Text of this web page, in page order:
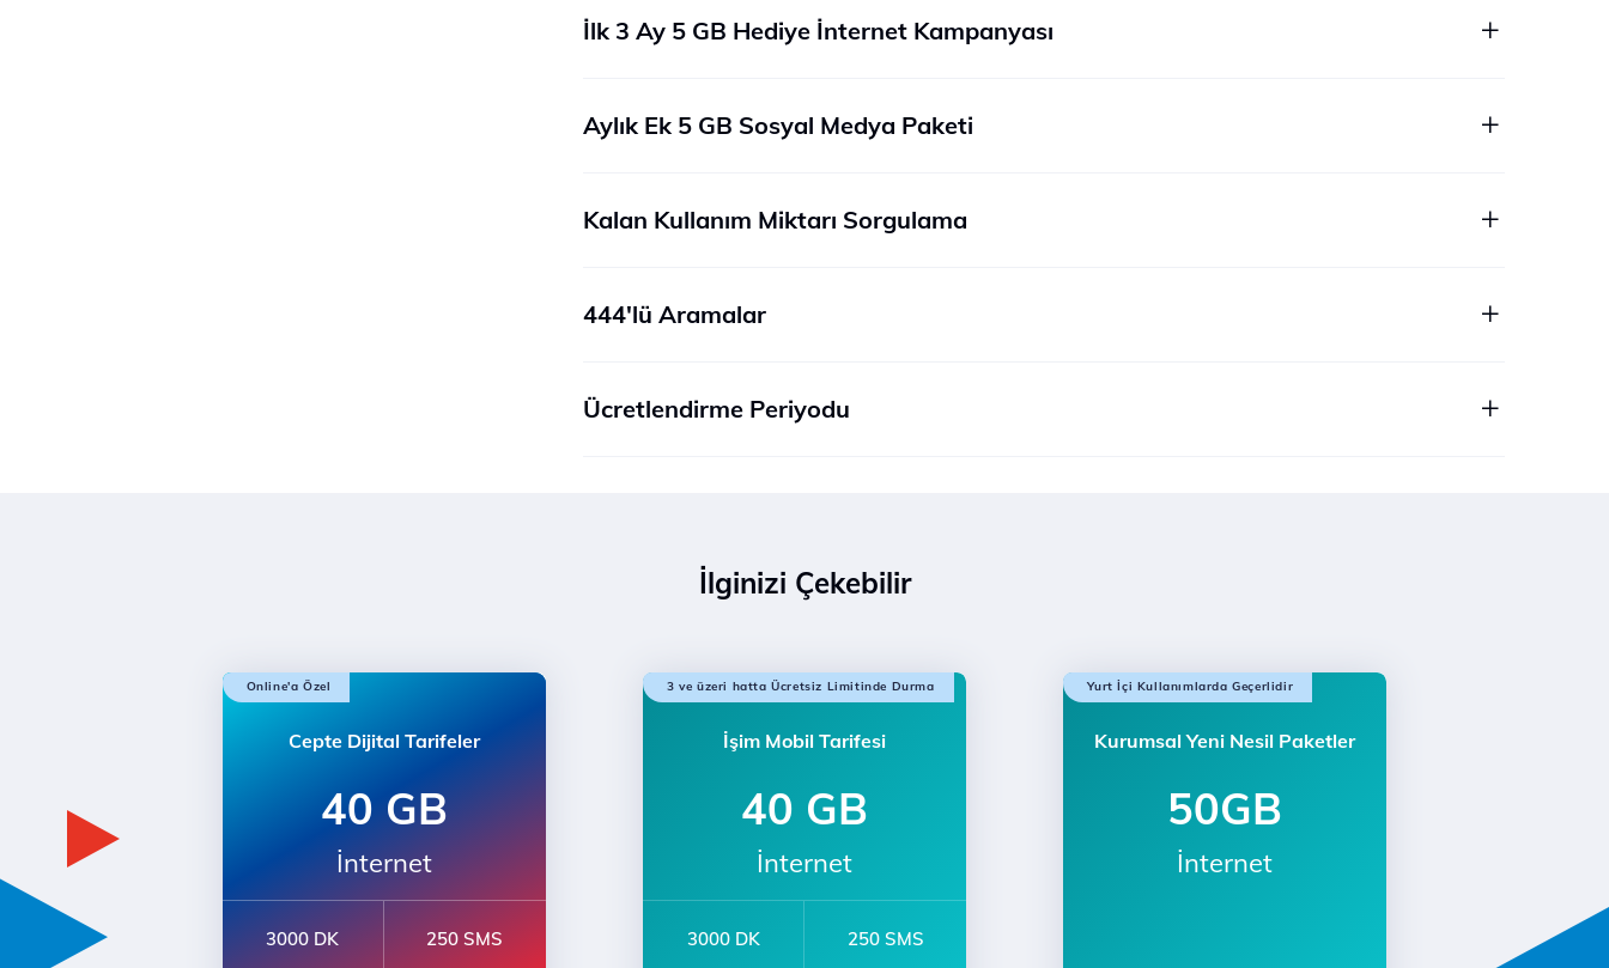
İlk 3 Ay 5 GB Hediye İnternet Kampanyası
Aylık Ek 5 GB Sosyal Medya Paketi
Kalan Kullanım Miktarı Sorgulama
444'lü Aramalar
Ücretlendirme Periyodu
İlginizi Çekebilir
Online'a Özel
Cepte Dijital Tarifeler
40 GB
İnternet
3000 DK 250 SMS
3 ve üzeri hatta Ücretsiz Limitinde Durma
İşim Mobil Tarifesi
40 GB
İnternet
3000 DK 250 SMS
Yurt İçi Kullanımlarda Geçerlidir
Kurumsal Yeni Nesil Paketler
50GB
İnternet